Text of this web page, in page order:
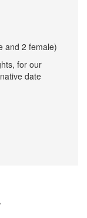
and 2 female)
for our
date